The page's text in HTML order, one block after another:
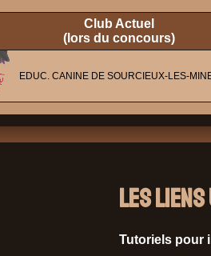
Club Actuel
(lors du concours)
EDUC. CANINE DE SOURCIEUX-LES-
Les
Tutoriels pour